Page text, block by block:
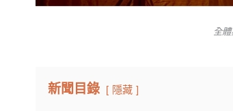
全
新聞目錄 隱藏